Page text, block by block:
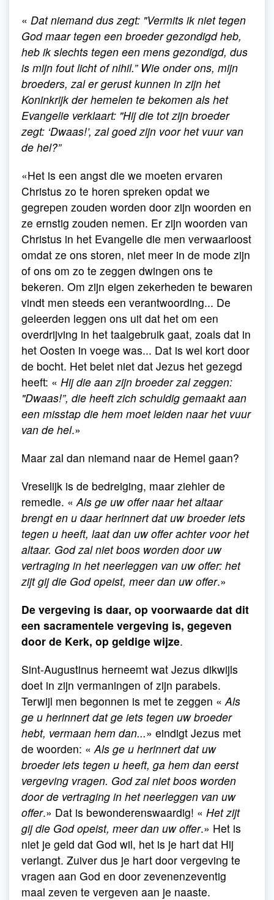
« Dat niemand dus zegt: "Vermits ik niet tegen
God maar tegen een broeder gezondigd heb,
heb ik slechts tegen een mens gezondigd, dus
is mijn fout licht of nihil.” Wie onder ons, mijn
broeders, zal er gerust kunnen in zijn het
Koninkrijk der hemelen te bekomen als het
Evangelie verklaart: "Hij die tot zijn broeder
zegt: ‘Dwaas!’, zal goed zijn voor het vuur van
de hel?”
«Het is een angst die we moeten ervaren
Christus zo te horen spreken opdat we
gegrepen zouden worden door zijn woorden en
ze ernstig zouden nemen. Er zijn woorden van
Christus in het Evangelie die men verwaarloost
omdat ze ons storen, niet meer in de mode zijn
of ons om zo te zeggen dwingen ons te
bekeren. Om zijn eigen zekerheden te bewaren
vindt men steeds een verantwoording... De
geleerden leggen ons uit dat het om een
overdrijving in het taalgebruik gaat, zoals dat in
het Oosten in voege was... Dat is wel kort door
de bocht. Het belet niet dat Jezus het gezegd
heeft: « Hij die aan zijn broeder zal zeggen:
"Dwaas!”, die heeft zich schuldig gemaakt aan
een misstap die hem moet leiden naar het vuur
van de hel.»
Maar zal dan niemand naar de Hemel gaan?
Vreselijk is de bedreiging, maar ziehier de
remedie. « Als ge uw offer naar het altaar
brengt en u daar herinnert dat uw broeder iets
tegen u heeft, laat dan uw offer achter voor het
altaar. God zal niet boos worden door uw
vertraging in het neerleggen van uw offer: het
zijt gij die God opeist, meer dan uw offer.»
De vergeving is daar, op voorwaarde dat dit
een sacramentele vergeving is, gegeven
door de Kerk, op geldige wijze.
Sint-Augustinus herneemt wat Jezus dikwijls
doet in zijn vermaningen of zijn parabels.
Terwijl men begonnen is met te zeggen « Als
ge u herinnert dat ge iets tegen uw broeder
hebt, vermaan hem dan...» eindigt Jezus met
de woorden: « Als ge u herinnert dat uw
broeder iets tegen u heeft, ga hem dan eerst
vergeving vragen. God zal niet boos worden
door de vertraging in het neerleggen van uw
offer.» Dat is bewonderenswaardig! « Het zijt
gij die God opeist, meer dan uw offer.» Het is
niet je geld dat God wil, het is je hart dat Hij
verlangt. Zuiver dus je hart door vergeving te
vragen aan God en door zevenenzeventig
maal zeven te vergeven aan je naaste.